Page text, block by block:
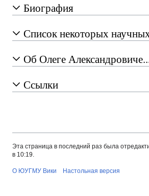
Биография
Список некоторых
Об Олеге
Ссылки
Эта страница в последний раз была
в 10:19.
О ЮУГМУ Вики Настольная версия